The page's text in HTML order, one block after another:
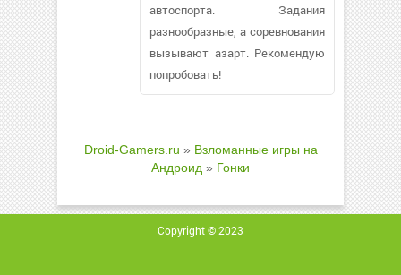
автоспорта. Задания
разнообразные, а соревнования
вызывают азарт. Рекомендую
попробовать!
Droid-Gamers.ru » Взломанные игры на
Андроид » Гонки
Copyright © 2023